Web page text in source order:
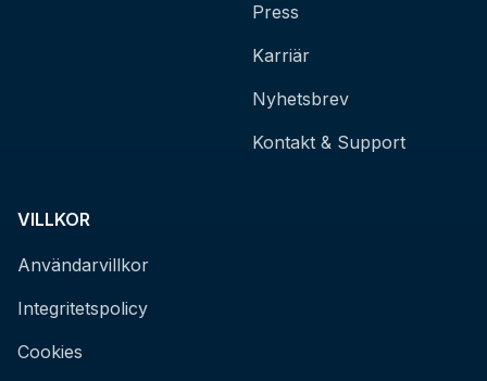
Press
Karriär
Nyhetsbrev
Kontakt & Support
VILLKOR
Användarvillkor
Integritetspolicy
Cookies